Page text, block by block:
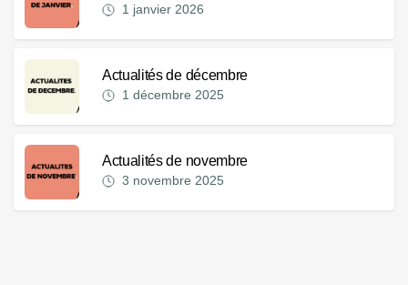
1 janvier 2026
Actualités de décembre
1 décembre 2025
Actualités de novembre
3 novembre 2025